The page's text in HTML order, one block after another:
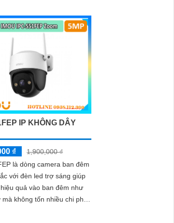
IP KHÔNG DÂY
₫
1,900,000 ₫
là dòng camera ban đêm
với đèn led trợ sáng giúp
quả vào ban đêm như
mà không tốn nhiều chi phí